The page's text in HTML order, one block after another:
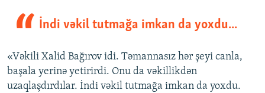
İndi vəkil tutmağa imkan da yoxdu...
«Vəkili Xalid Bağırov idi. Təmannasız hər şeyi canla,
başala yerinə yetirirdi. Onu da vəkillikdən
uzaqlaşdırdılar. İndi vəkil tutmağa imkan da yoxdu.